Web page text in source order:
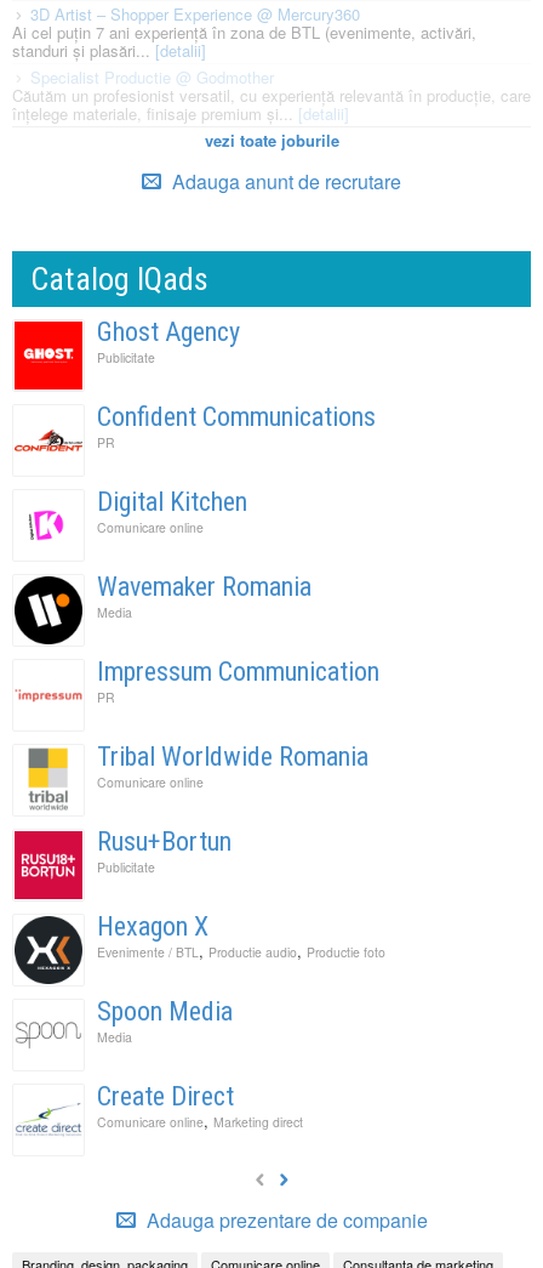
3D Artist – Shopper Experience @ Mercury360
Ai cel puțin 7 ani experiență în zona de BTL (evenimente, activări,
standuri și plasări...[detalii]
Specialist Productie @ Godmother
Căutăm un profesionist versatil, cu experiență relevantă în producție, care
înțelege materiale, finisaje premium și... [detalii]
vezi toate joburile
Adauga anunt de recrutare
Catalog IQads
Ghost Agency
Publicitate
Confident Communications
PR
Digital Kitchen
Comunicare online
Wavemaker Romania
Media
Impressum Communication
PR
Tribal Worldwide Romania
Comunicare online
Rusu+Bortun
Publicitate
Hexagon X
Evenimente / BTL , Productie audio, Productie foto
Spoon Media
Media
Create Direct
Comunicare online, Marketing direct
Adauga prezentare de companie